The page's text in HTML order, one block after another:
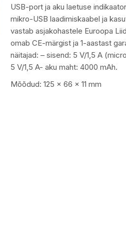
USB-port ja aku laetuse
mikro-USB laadimiskaabel ja
vastab asjakohastele Euroopa
omab CE-märgist ja 1-aastast
näitajad: – sisend: 5 V/1,5 A
5 V/1,5 A- aku maht: 4000 mAh.
Mõõdud: 125 x 66 x 11 mm